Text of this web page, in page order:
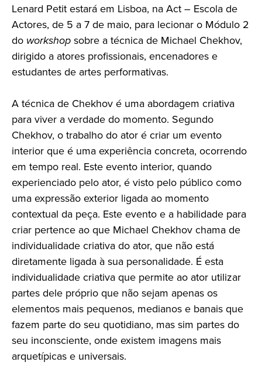
Lenard Petit estará em Lisboa, na Act – Escola de
Actores, de 5 a 7 de maio, para lecionar o Módulo 2
do workshopsobre a técnica de Michael Chekhov,
dirigido a atores profissionais, encenadores e
estudantes de artes performativas.
A técnica de Chekhov é uma abordagem criativa
para viver a verdade do momento. Segundo
Chekhov, o trabalho do ator é criar um evento
interior que é uma experiência concreta, ocorrendo
em tempo real. Este evento interior, quando
experienciado pelo ator, é visto pelo público como
uma expressão exterior ligada ao momento
contextual da peça. Este evento e a habilidade para
criar pertence ao que Michael Chekhov chama de
individualidade criativa do ator, que não está
diretamente ligada à sua personalidade. É esta
individualidade criativa que permite ao ator utilizar
partes dele próprio que não sejam apenas os
elementos mais pequenos, medianos e banais que
fazem parte do seu quotidiano, mas sim partes do
seu inconsciente, onde existem imagens mais
arquetípicas e universais.